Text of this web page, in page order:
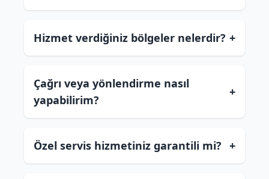
Hizmet verdiğiniz bölgeler nelerdir? +
Çağrı veya yönlendirme nasıl
yapabilirim?
+
Özel servis hizmetiniz garantili mi? +